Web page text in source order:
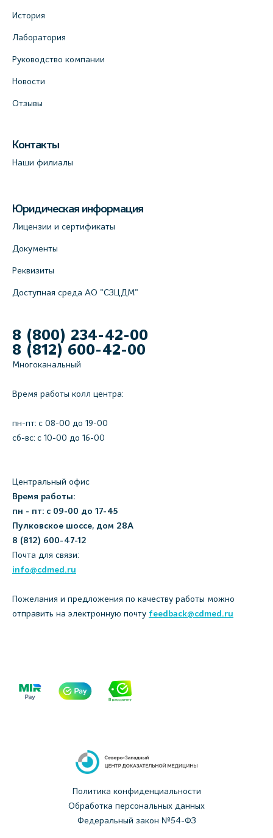
История
Лаборатория
Руководство компании
Новости
Отзывы
Контакты
Наши филиалы
Юридическая информация
Лицензии и сертификаты
Документы
Реквизиты
Доступная среда АО "СЗЦДМ"
8 (800) 234-42-00
8 (812) 600-42-00
Многоканальный
Время работы колл центра:
пн-пт: c 08-00 до 19-00
сб-вс: с 10-00 до 16-00
Центральный офис
Время работы:
пн - пт: с 09-00 до 17-45
Пулковское шоссе, дом 28А
8 (812) 600-47-12
Почта для связи:
info@cdmed.ru
Пожелания и предложения по качеству работы можно
отправить на электронную почту feedback@cdmed.ru
Политика конфиденциальности
Обработка персональных данных
Федеральный закон №54-ФЗ